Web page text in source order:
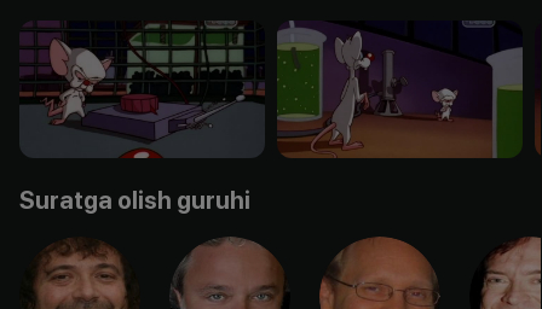
Suratga olish guruhi